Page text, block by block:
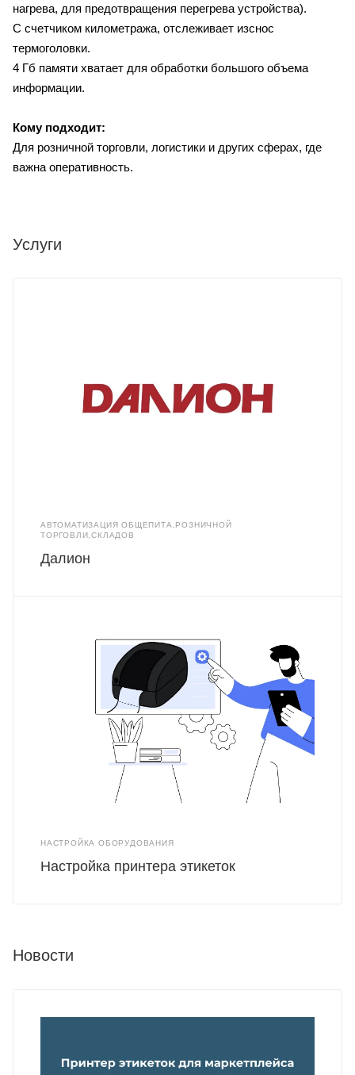
нагрева, для предотвращения перегрева устройства).
С счетчиком километража, отслеживает изснос
термоголовки.
4 Гб памяти хватает для обработки большого объема
информации.
Кому подходит:
Для розничной торговли, логистики и других сферах, где
важна оперативность.
Услуги
АВТОМАТИЗАЦИЯ ОБЩЕПИТА,РОЗНИЧНОЙ
ТОРГОВЛИ,СКЛАДОВ
Далион
НАСТРОЙКА ОБОРУДОВАНИЯ
Настройка принтера этикеток
Новости